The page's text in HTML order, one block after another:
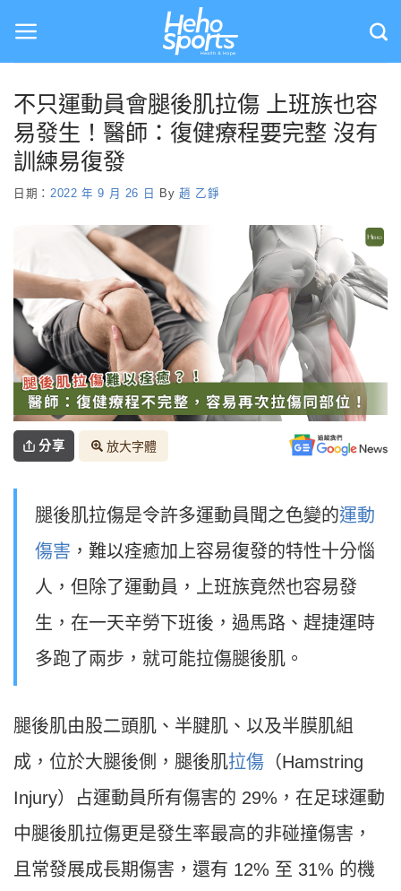
content
不只運動員會腿後肌拉傷 上班族也容
易發生！醫師：復健療程要完整 沒有
訓練易復發
日期： 2022 年 9 月 26 日 By 趙 乙錚
分享 放大字體
腿後肌拉傷是令許多運動員聞之色變的運動
傷害 ，難以痊癒加上容易復發的特性十分惱
人，但除了運動員，上班族竟然也容易發
生，在一天辛勞下班後，過馬路、趕捷運時
多跑了兩步，就可能拉傷腿後肌。
腿後肌由股二頭肌、半腱肌、以及半膜肌組
成，位於大腿後側，腿後肌拉傷 （Hamstring
Injury）占運動員所有傷害的 29%，在足球運動
中腿後肌拉傷更是發生率最高的非碰撞傷害，
且常發展成長期傷害，還有 12% 至 31% 的機